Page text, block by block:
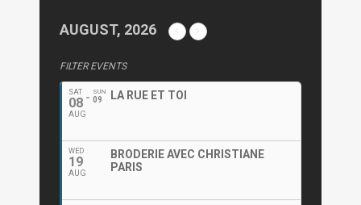
AUGUST, 2026
FILTER EVENTS
SAT
08
AUG
SUN
09 LA RUE ET TOI
WED
19
AUG
BRODERIE AVEC CHRISTIANE
PARIS